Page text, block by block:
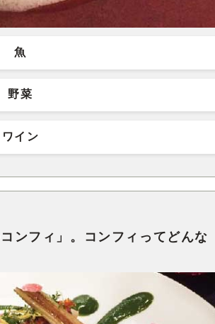
魚
野菜
ワイン
ンフィ」。コンフィってどんな